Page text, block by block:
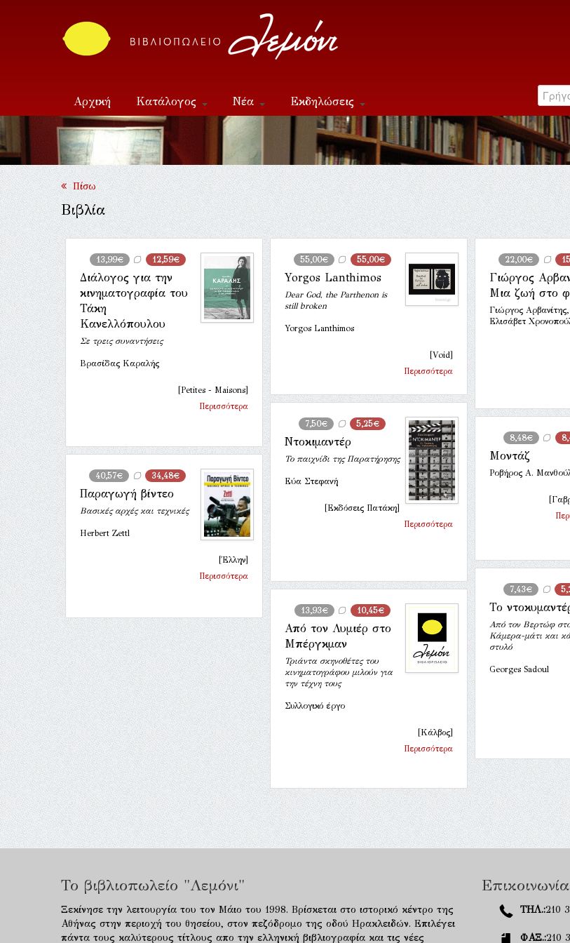
Αρχική Κατάλογος Νέα Εκδηλώσεις
Επικοινωνία
Πίσω
Βιβλία
13,99€ 12,59€
Διάλογος για την
κινηματογραφία του
Τάκη
Κανελλόπουλου
Σε τρεις συναντήσεις
Βρασίδας Καραλής
[Petites - Maisons]
Περισσότερα
55,00€ 55,00€
Yorgos Lanthimos
Dear God, the Parthenon is
still broken
Yorgos Lanthimos
[Void]
Περισσότερα
22,00€
Γιώργος
Μια ζωή στο
Γιώργος Αρβανίτης,
Ελισάβετ
7,50€ 5,25€
Ντοκιμαντέρ
Το παιχνίδι της Παρατήρησης
Εύα Στεφανή
[Εκδόσεις Πατάκη]
Περισσότερα
8,48€
Μοντάζ
Ροβήρος Α.
40,57€ 34,48€
Παραγωγή βίντεο
Βασικές αρχές και τεχνικές
Herbert Zettl
[Έλλην]
Περισσότερα
7,43€
Το
Από τον Βερτώφ
Κάμερα-μάτι και
στυλό
Georges Sadoul
13,93€ 10,45€
Από τον Λυμιέρ στο
Μπέργκμαν
Τριάντα σκηνοθέτες του
κινηματογράφου μιλούν για
την τέχνη τους
Συλλογικό έργο
[Κάλβος]
Περισσότερα
Το βιβλιοπωλείο "Λεμόνι"
Ξεκίνησε την λειτουργία του τον Μάιο του 1998. Βρίσκεται στο ιστορικό κέντρο της
Αθήνας στην περιοχή του θησείου, στον πεζόδρομο της οδού Ηρακλειδών. Επιλέγει
πάντα τους καλύτερους τίτλους απο την ελληνική βιβλιογραφία και τις νέες
Επικοινωνία
ΤΗΛ.:210
ΦΑΞ.:210